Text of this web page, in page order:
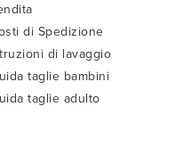
di Spedizione
di lavaggio
taglie bambini
taglie adulto